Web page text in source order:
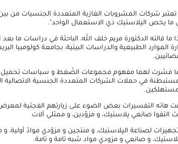
تعتبر شركات المشروبات الغازية المتعددة الجنسيات من بين
ما يخص الپلاستيك ذي الاستعمال الواحد".
ما قالته الدكتورة مريم خلف الله، الباحثة في دراسات ما بعد
الموارد الطبيعية والدراسات البيئية، بجامعة كولومبيا
فسّرت لهما مفهوم مجموعات الضّغط و سياسات تحميل
في حملات الشركات المتعددة الجنسية الاتصالية
هاته التفسيرات بعض الضوء على زيارتهم الفجئية
التقوا صانعي پلاستيك، و مزوًدين، و ممثلي آلات
لصناعة الپلاستيك، و منتجين و مزوّدي موادّ أولية، و
و صانعي و مزودي مواد شبه تامة و تامة.